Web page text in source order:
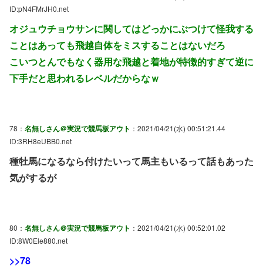
ID:pN4FMrJH0.net
オジュウチョウサンに関してはどっかにぶつけて怪我する
ことはあっても飛越自体をミスすることはないだろ
こいつとんでもなく器用な飛越と着地が特徴的すぎて逆に
下手だと思われるレベルだからなｗ
78： 名無しさん＠実況で競馬板アウト ：2021/04/21(水) 00:51:21.44
ID:3RH8eUBB0.net
種牡馬になるなら付けたいって馬主もいるって話もあった
気がするが
80： 名無しさん＠実況で競馬板アウト ：2021/04/21(水) 00:52:01.02
ID:8W0Ele880.net
>>78